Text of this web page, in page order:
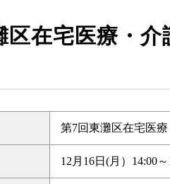
在宅医療・介
第7回東灘区在宅医
12月16日(月）14:00～